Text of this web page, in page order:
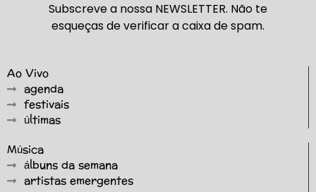
Subscreve a nossa NEWSLETTER. Não te
esqueças de verificar a caixa de spam.
Ao Vivo
agenda
festivais
últimas
Música
álbuns da semana
artistas emergentes